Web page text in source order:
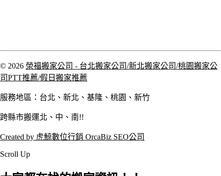
© 2026 榮福搬家公司 - 台北搬家公司/新北搬家公司/桃園搬家公
司PTT推薦/假日搬家推薦
服務地區：台北、新北、基隆、桃園、新竹
跨縣市搬運北、中、南!!
Created by 虎鯨數位行銷 OrcaBiz SEO公司
Scroll Up